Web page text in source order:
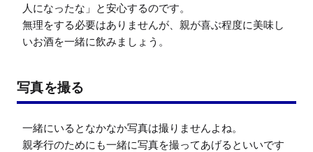
人になったな」と安心するのです。
無理をする必要はありませんが、親が喜ぶ程度に美味し
いお酒を一緒に飲みましょう。
写真を撮る
一緒にいるとなかなか写真は撮りませんよね。
親孝行のためにも一緒に写真を撮ってあげるといいです